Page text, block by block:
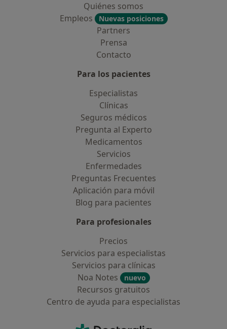
Quiénes somos
Empleos
Nuevas posiciones
Partners
Prensa
Contacto
Para los pacientes
Especialistas
Clínicas
Seguros médicos
Pregunta al Experto
Medicamentos
Servicios
Enfermedades
Preguntas Frecuentes
Aplicación para móvil
Blog para pacientes
Para profesionales
Precios
Servicios para especialistas
Servicios para clínicas
Noa Notes
nuevo
Recursos gratuitos
Centro de ayuda para especialistas
Doctoralia - Página de inicio